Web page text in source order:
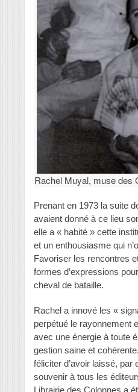
Rachel Muyal, muse des
Prenant en 1973 la suite
avaient donné à ce lieu
elle a « habité » cette
et un enthousiasme qui
Favoriser les rencontres
formes d’expressions
cheval de bataille.
Rachel a innové les «
perpétué le rayonnement
avec une énergie à toute
gestion saine et
féliciter d’avoir laissé, par
souvenir à tous les
Librairie des Colonnes a